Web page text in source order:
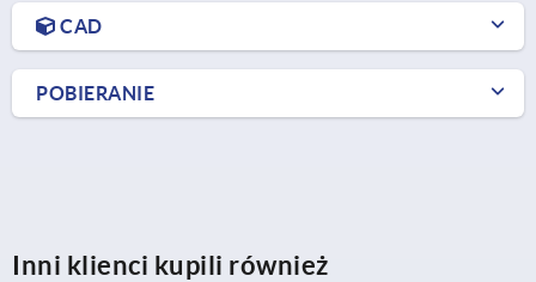
CAD
POBIERANIE
Inni klienci kupili również